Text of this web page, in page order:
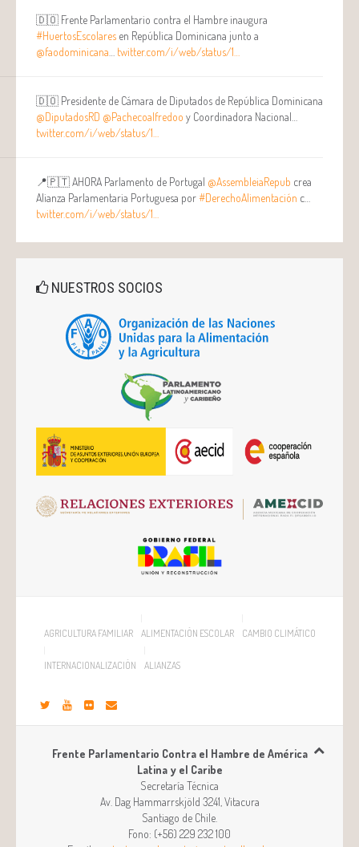
🇩🇴 Frente Parlamentario contra el Hambre inaugura
#HuertosEscolares en República Dominicana junto a
@faodominicana
twitter.com/i/web/status/1…
🇩🇴 Presidente de Cámara de Diputados de República Dominicana
@DiputadosRD @Pachecoalfredoo y Coordinadora Nacional…
twitter.com/i/web/status/1…
📍🇵🇹 AHORA Parlamento de Portugal @AssembleiaRepub crea
Alianza Parlamentaria Portuguesa por#DerechoAlimentación c…
twitter.com/i/web/status/1…
NUESTROS SOCIOS
AGRICULTURA FAMILIAR ALIMENTACIÓN ESCOLAR CAMBIO CLIMÁTICO
INTERNACIONALIZACIÓN ALIANZAS
Frente Parlamentario Contra el Hambre de América
Latina y el Caribe
Secretaría Técnica
Av. Dag Hammarrskjöld 3241, Vitacura
Santiago de Chile
Fono: (+56) 229 232 100